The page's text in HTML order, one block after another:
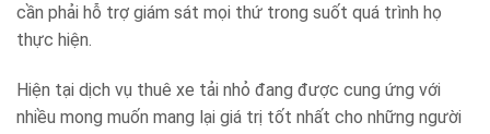
cần phải hỗ trợ giám sát mọi thứ trong suốt quá trình họ
thực hiện.
Hiện tại dịch vụ thuê xe tải nhỏ đang được cung ứng với
nhiều mong muốn mang lại giá trị tốt nhất cho những người